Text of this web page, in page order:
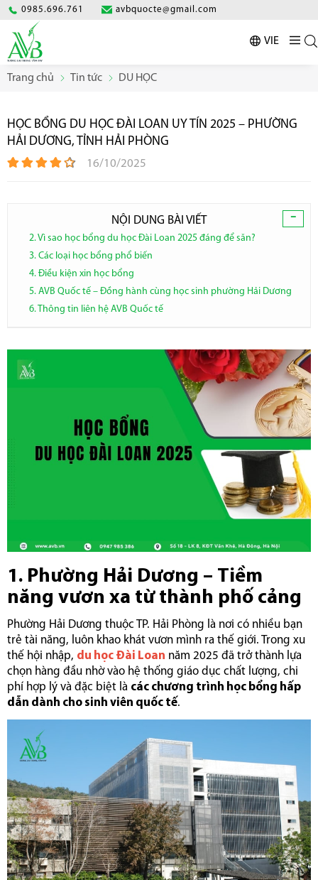
0985.696.761 avbquocte@gmail.com
VIE
Trang chủ Tin tức DU HỌC
HỌC BỔNG DU HỌC ĐÀI LOAN UY TÍN 2025 – PHƯỜNG
HẢI DƯƠNG, TỈNH HẢI PHÒNG
16/10/2025
-
NỘI DUNG BÀI VIẾT
2. Vì sao học bổng du học Đài Loan 2025 đáng để săn?
3. Các loại học bổng phổ biến
4. Điều kiện xin học bổng
5. AVB Quốc tế – Đồng hành cùng học sinh phường Hải Dương
6. Thông tin liên hệ AVB Quốc tế
1. Phường Hải Dương – Tiềm
năng vươn xa từ thành phố cảng
Phường Hải Dương thuộc TP. Hải Phòng là nơi có nhiều bạn
trẻ tài năng, luôn khao khát vươn mình ra thế giới. Trong xu
thế hội nhập, du học Đài Loan năm 2025 đã trở thành lựa
chọn hàng đầu nhờ vào hệ thống giáo dục chất lượng, chi
phí hợp lý và đặc biệt là các chương trình học bổng hấp
dẫn dành cho sinh viên quốc tế.